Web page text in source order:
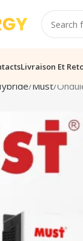
Livraison Et
Must